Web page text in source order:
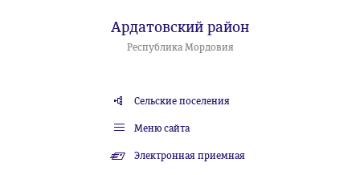
Ардатовский район
Республика Мордовия
Сельские поселения
Меню сайта
Электронная приемная